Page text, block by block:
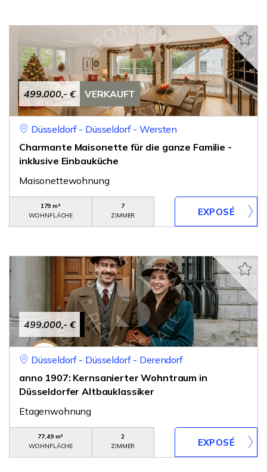
499.000,- € VERKAUFT
Düsseldorf - Düsseldorf - Wersten
Charmante Maisonette für die ganze Familie -
inklusive Einbauküche
Maisonettewohnung
179 m²
WOHNFLÄCHE
7
ZIMMER
499.000,- €
Düsseldorf - Düsseldorf - Derendorf
anno 1907: Kernsanierter Wohntraum in
Düsseldorfer Altbauklassiker
Etagenwohnung
77,49 m²
WOHNFLÄCHE
2
ZIMMER